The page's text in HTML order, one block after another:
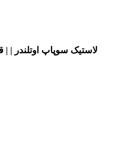
لاستیک سوپاپ اوتلندر |